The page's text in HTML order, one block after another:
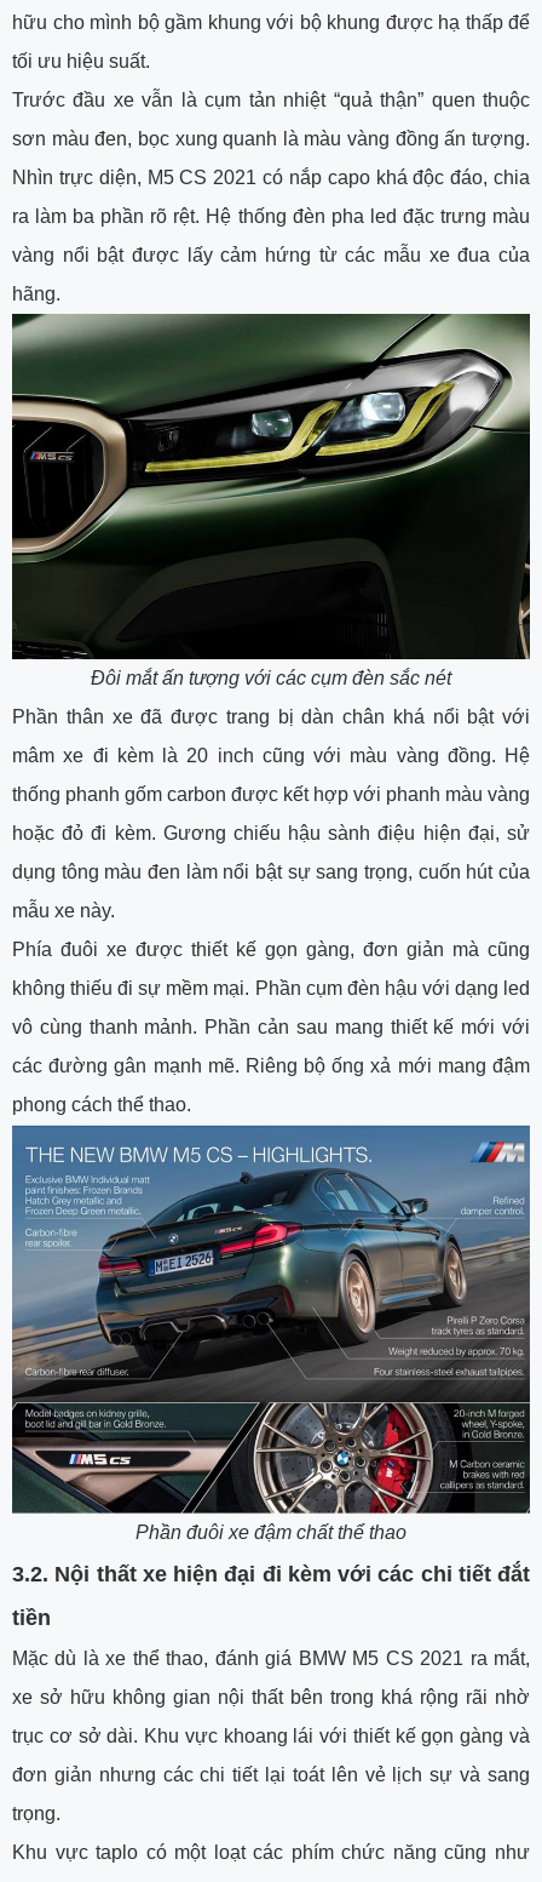
hữu cho mình bộ gầm khung với bộ khung được hạ thấp để
tối ưu hiệu suất.
Trước đầu xe vẫn là cụm tản nhiệt “quả thận” quen thuộc
sơn màu đen, bọc xung quanh là màu vàng đồng ấn tượng.
Nhìn trực diện, M5 CS 2021 có nắp capo khá độc đáo, chia
ra làm ba phần rõ rệt. Hệ thống đèn pha led đặc trưng màu
vàng nổi bật được lấy cảm hứng từ các mẫu xe đua của
hãng.
Đôi mắt ấn tượng với các cụm đèn sắc nét
Phần thân xe đã được trang bị dàn chân khá nổi bật với
mâm xe đi kèm là 20 inch cũng với màu vàng đồng. Hệ
thống phanh gốm carbon được kết hợp với phanh màu vàng
hoặc đỏ đi kèm. Gương chiếu hậu sành điệu hiện đại, sử
dụng tông màu đen làm nổi bật sự sang trọng, cuốn hút của
mẫu xe này.
Phía đuôi xe được thiết kế gọn gàng, đơn giản mà cũng
không thiếu đi sự mềm mại. Phần cụm đèn hậu với dạng led
vô cùng thanh mảnh. Phần cản sau mang thiết kế mới với
các đường gân mạnh mẽ. Riêng bộ ống xả mới mang đậm
phong cách thể thao.
Phần đuôi xe đậm chất thể thao
3.2. Nội thất xe hiện đại đi kèm với các chi tiết đắt
tiền
Mặc dù là xe thể thao, đánh giá BMW M5 CS 2021 ra mắt,
xe sở hữu không gian nội thất bên trong khá rộng rãi nhờ
trục cơ sở dài. Khu vực khoang lái với thiết kế gọn gàng và
đơn giản nhưng các chi tiết lại toát lên vẻ lịch sự và sang
trọng.
Khu vực taplo có một loạt các phím chức năng cũng như